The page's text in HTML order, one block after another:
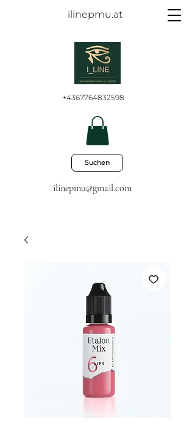
ilinepmu.at
ilinepmu@gmail.com
Suchen
+4367764832598